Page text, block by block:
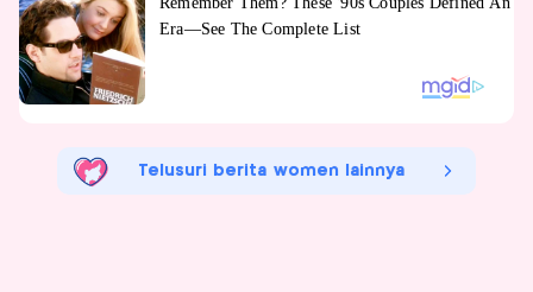
Telusuri berita women lainnya